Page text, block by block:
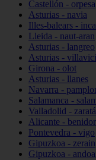
Castellón - orpesa
Asturias - navia
Illes-balears - inca
Lleida - naut-aran
Asturias - langreo
Asturias -
Girona - olot
Asturias - llanes
Navarra -
Salamanca -
Valladolid -
Alicante -
Pontevedra - vigo
Gipuzkoa - zerain
Gipuzkoa -